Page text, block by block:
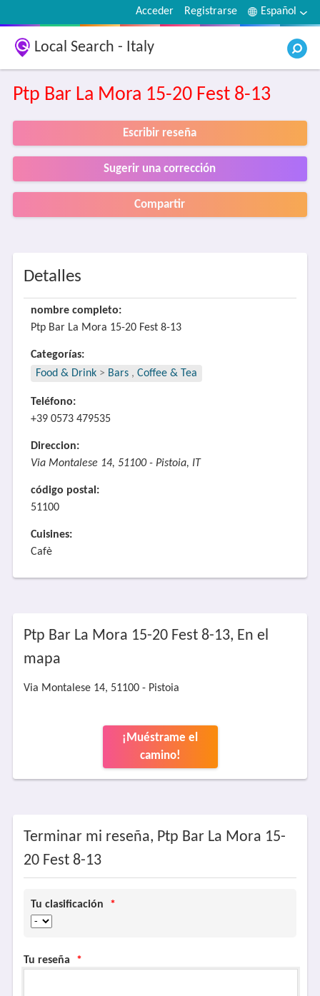
Español
Registrarse
Acceder
Local Search - Italy
Ptp Bar La Mora 15-20 Fest 8-13
Escribir reseña
Sugerir una corrección
Compartir
Detalles
nombre completo:
Ptp Bar La Mora 15-20 Fest 8-13
Categorías:
Food & Drink > Bars , Coffee & Tea
Teléfono:
+39 0573 479535
Direccion:
Via Montalese 14, 51100 - Pistoia, IT
código postal:
51100
Cuisines:
Cafè
Ptp Bar La Mora 15-20 Fest 8-13, En el
mapa
Via Montalese 14, 51100 - Pistoia
¡Muéstrame el
camino!
Terminar mi reseña, Ptp Bar La Mora 15-
20 Fest 8-13
Tu clasificación *
Tu reseña *